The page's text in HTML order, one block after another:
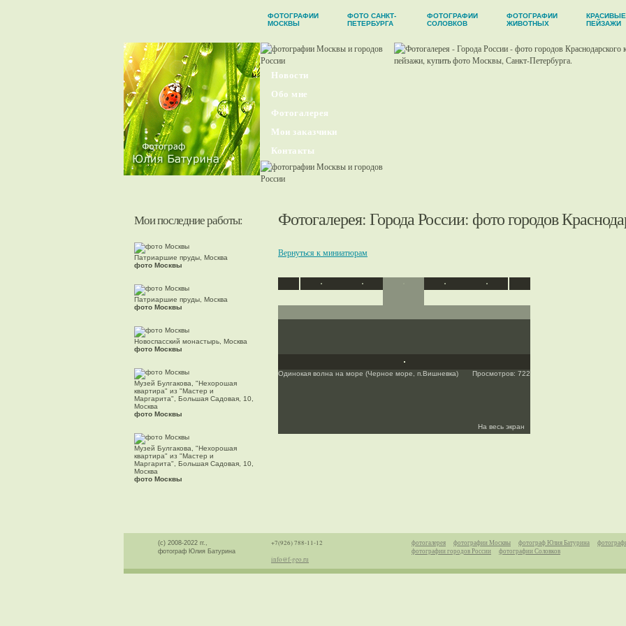
ФОТОГРАФИИ
МОСКВЫ
ФОТО САНКТ-
ПЕТЕРБУРГА
ФОТОГРАФИИ
СОЛОВКОВ
ФОТОГРАФИИ
ЖИВОТНЫХ
КРАСИВЫЕ
ПЕЙЗАЖИ
Новости
Обо мне
Фотогалерея
Мои заказчики
Контакты
Мои последние работы:
Патриаршие пруды, Москва
фото Москвы
Патриаршие пруды, Москва
фото Москвы
Новоспасский монастырь, Москва
фото Москвы
Музей Булгакова, "Нехорошая
квартира" из "Мастер и
Маргарита", Большая Садовая, 10,
Москва
фото Москвы
Музей Булгакова, "Нехорошая
квартира" из "Мастер и
Маргарита", Большая Садовая, 10,
Москва
фото Москвы
Фотогалерея:Города России: фото городов
Вернуться к миниатюрам
Одинокая волна на море (Черное море, п.Вишневка) Просмотров: 722
На весь экран
(с) 2008-2022 гг.,
фотограф Юлия Батурина
+7(926) 788-11-12
info@f-geo.ru
фотогалерея фотографии Москвы фотограф Юлия Батурина
фотографии городов России
фотографии Соловков